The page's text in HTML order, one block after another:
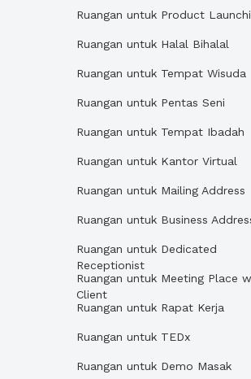
Ruangan untuk Product
Ruangan untuk Halal Bihalal
Ruangan untuk Tempat Wisuda
Ruangan untuk Pentas Seni
Ruangan untuk Tempat Ibadah
Ruangan untuk Kantor Virtual
Ruangan untuk Mailing Address
Ruangan untuk Business
Ruangan untuk Dedicated
Receptionist
Ruangan untuk Meeting Place
Client
Ruangan untuk Rapat Kerja
Ruangan untuk TEDx
Ruangan untuk Demo Masak